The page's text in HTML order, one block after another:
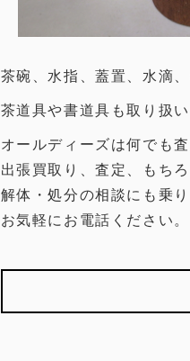
茶碗、水指、蓋置、水滴、
茶道具や書道具も取り扱い
オールディーズは何でも査
出張買取り、査定、もちろ
解体・処分の相談にも乗り
お気軽にお電話ください。